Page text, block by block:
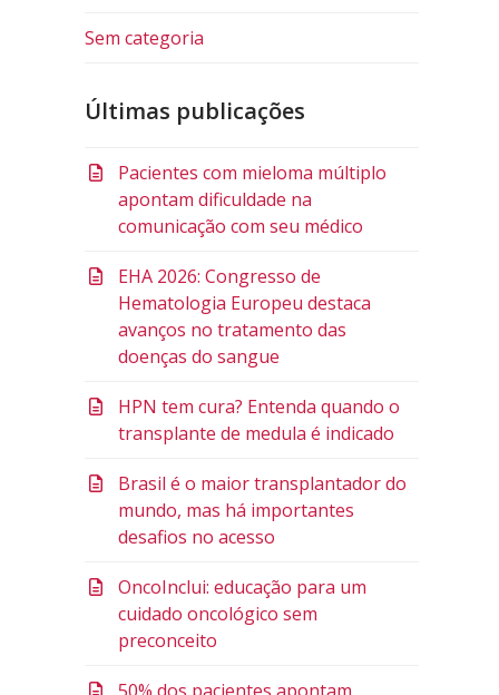
Sem categoria
Últimas publicações
Pacientes com mieloma múltiplo
apontam dificuldade na
comunicação com seu médico
EHA 2026: Congresso de
Hematologia Europeu destaca
avanços no tratamento das
doenças do sangue
HPN tem cura? Entenda quando o
transplante de medula é indicado
Brasil é o maior transplantador do
mundo, mas há importantes
desafios no acesso
OncoInclui: educação para um
cuidado oncológico sem
preconceito